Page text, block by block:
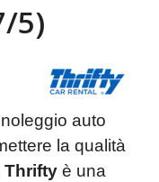
5)
auto
la qualità
Thrifty è una